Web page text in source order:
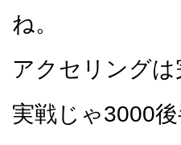
ね。
アクセリングは
実戦じゃ3000